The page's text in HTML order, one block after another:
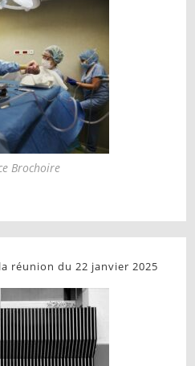
Brochoire
réunion du 22 janvier 2025